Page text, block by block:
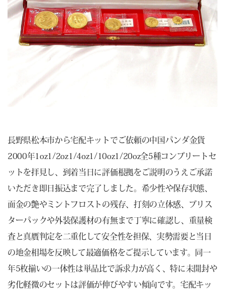
長野県松本市から宅配キットでご依頼の中国パンダ金貨
2000年1oz1/2oz1/4oz1/10oz1/20oz全5種コンプリートセ
ットを拝見し、到着当日に評価根拠をご説明のうえご承諾
いただき即日振込まで完了しました。希少性や保存状態、
面金の艶やミントフロストの残存、打刻の立体感、ブリス
ターパックや外装保護材の有無まで丁寧に確認し、重量検
査と真贋判定を二重化して安全性を担保、実勢需要と当日
の地金相場を反映して最適価格をご提示しています。同一
年5枚揃いの一体性は単品比で訴求力が高く、特に未開封や
劣化軽微のセットは評価が伸びやすい傾向です。宅配キッ